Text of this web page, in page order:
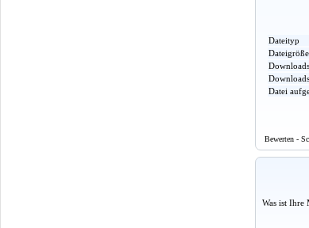
Dateityp
Dateigröße
Datei
Bewerten -
Was ist Ihre